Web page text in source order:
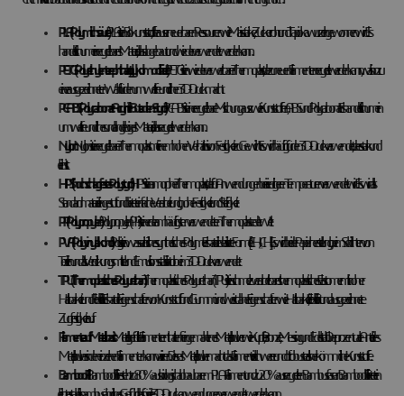
PLA (Polymilchsäure): PLA ist ein Biokunststoff, der aus erneuerbaren Ressourcen wie Maisstärke, Zuckerrohr und Tapiokawurzeln gewonnen wird. Es
handelt sich um ein recycelbares Material, das abgebaut und wiederverwendet werden kann.
PETG (Polyethylenterephthalat, glykolmodifiziert):PETG ist ein wiederverwertbarer Thermoplast, der zu neuen Filamenten recycelt werden kann, was ihn zu
einer ausgezeichneten Wahl für den umweltfreundlichen 3D-Druck macht.
PC-ABS (Polycarbonat-Acrylnitril-Butadien-Styrol):PC-ABS ist eine recycelbare Mischung aus zwei Kunststoffen, ABS und Polycarbonat. Es handelt sich um ein
umweltfreundliches und langlebiges Material, das recycelt werden kann.
Nylon:Nylon ist ein recycelbarer Thermoplast mit einem hohen Verhältnis von Festigkeit zu Gewicht. Es wird häufig für den 3D-Druck verwendet, da es stark und
leicht ist.
HIPS (hochschlagfestes Polystyrol):HIPS ist ein amorpher Thermoplast, der für Anwendungen bei niedrigeren Temperaturen verwendet wird. Es wird als
Standardmaterial eingestuft und bietet einfache Verarbeitung, hohe Festigkeit und Steifigkeit.
PP (Polypropylen):Polypropylen (PP) ist einer der am häufigsten verwendeten Thermoplaste der Welt.
PVA (Polyvinylalkohol):Poly ist ein wasserlösliches synthetisches Polymer. Es hat die idealisierte Formel [CH₂CH]ₙ. Es wird bei der Papierherstellung, beim Schlichten von
Textilien und als Verdickungsmittel und Emulsionsstabilisator beim 3D-Druck verwendet.
TPU (Thermoplastisches Polyurethan):Thermoplastisches Polyurethan (TPU) ist ein schmelzverarbeitbares thermoplastisches Elastomer mit hoher
Haltbarkeit und Flexibilität. Es hat die Eigenschaften von Kunststoff und Gummi und weist daher Eigenschaften wie Haltbarkeit, Flexibilität und ausgezeichnete
Zugfestigkeit auf.
Filamente auf Metallbasis:Metallgefüllte Filamente enthalten fein gemahlenes Metallpulver wie Kupfer, Bronze, Messing und Edelstahl. Der prozentuale Anteil des
Metallpulvers in den einzelnen Filamenten kann variieren. Dieses Metallpulver macht das Filament viel schwerer und oft robuster als herkömmliche Kunststoffe.
BambooFill:BambooFill besteht zu 80% aus biologisch abbaubarem PLA-Filament und zu 20% aus recycelten Bambusfasern. BambooFill bietet ein